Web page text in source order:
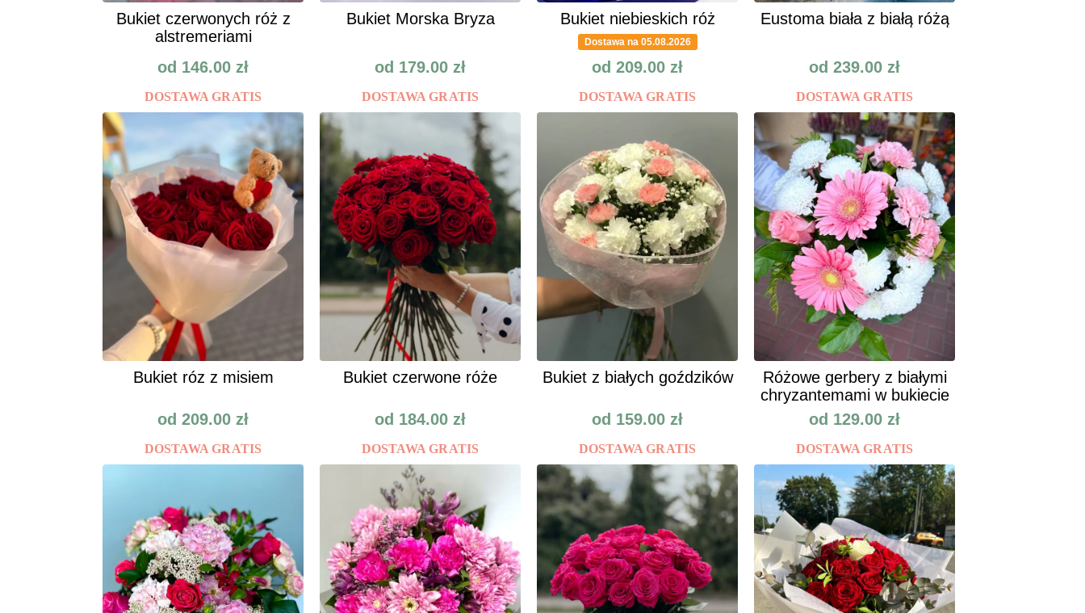
Bukiet czerwonych róż z
alstremeriami
od 146.00 zł
DOSTAWA GRATIS
Bukiet Morska Bryza
od 179.00 zł
DOSTAWA GRATIS
Bukiet niebieskich róż
Dostawa na 05.08.2026
od 209.00 zł
DOSTAWA GRATIS
Eustoma biała z białą różą
od 239.00 zł
DOSTAWA GRATIS
Bukiet róz z misiem
od 209.00 zł
DOSTAWA GRATIS
Bukiet czerwone róże
od 184.00 zł
DOSTAWA GRATIS
Bukiet z białych goździków
od 159.00 zł
DOSTAWA GRATIS
Różowe gerbery z białymi
chryzantemami w bukiecie
od 129.00 zł
DOSTAWA GRATIS